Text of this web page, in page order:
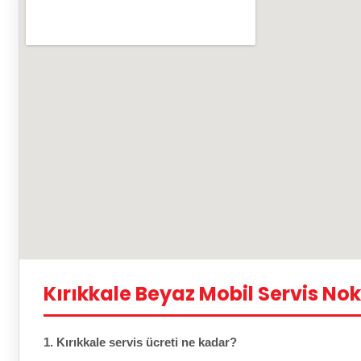
Kırıkkale Beyaz Mobil Servis
1. Kırıkkale servis ücreti ne kadar?